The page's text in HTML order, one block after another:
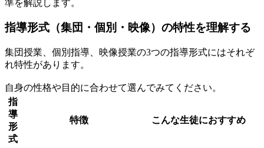
準を解説します。
指導形式（集団・個別・映像）の特性を理解する
集団授業、個別指導、映像授業の3つの指導形式にはそれぞ
れ特性があります。
自身の性格や目的に合わせて選んでみてください。
指
導
形
式
特徴 こんな生徒におすすめ